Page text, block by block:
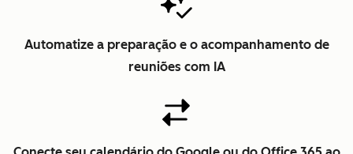
Automatize a preparação e o acompanhamento de
reuniões com IA